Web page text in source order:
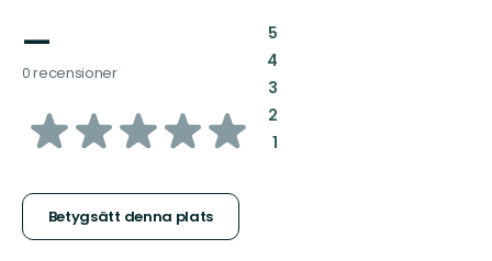
—
0 recensioner
av
stjärnor
Betygsätt denna plats
5:
4:
3:
2:
1: